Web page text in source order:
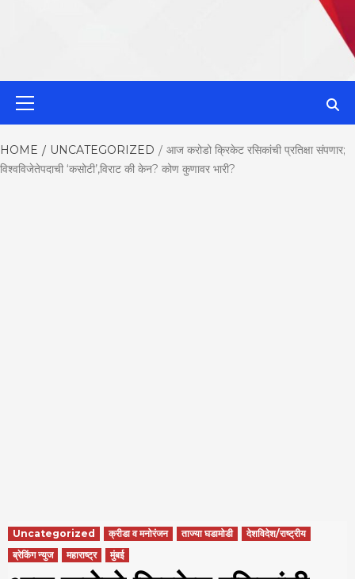
Best News
HOME UNCATEGORIZED
आज करोडो क्रिकेट रसिकांची प्रतिक्षा संपणार;
विश्वविजेतेपदाची ‘कसोटी’,विराट की केन? कोण कुणावर भारी?
Uncategorized क्रीडा व मनोरंजन ताज्या घडामोडी
देशविदेश/राष्ट्रीय
ब्रेकिंग न्युज
महाराष्ट्र मुंबई